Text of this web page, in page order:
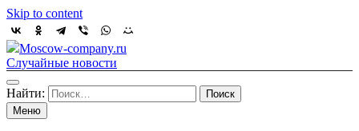
Skip to content
Moscow-company.ru
Случайные новости
Найти:
Меню